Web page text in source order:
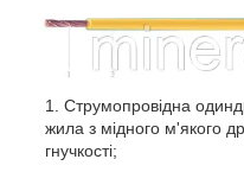
Струмопровідна
жила з мідного м'якого
гнучкості;